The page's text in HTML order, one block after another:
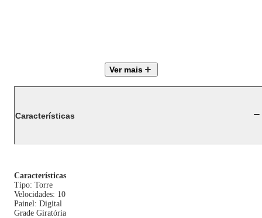
Ver mais
Características
Características
Tipo: Torre
Velocidades: 10
Painel: Digital
Grade Giratória